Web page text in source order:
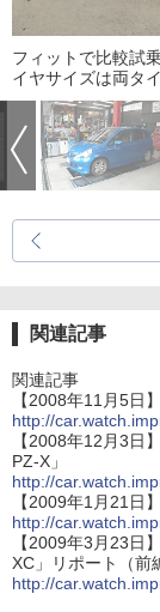
フィットで比較試
イヤサイズは両タ
関連記事
関連記事
【2008年11月5日
http://
【2008年12月3日
PZ-X」
http://
【2009年1月21日
http://
【2009年3月23日
XC」リポート（前
http://